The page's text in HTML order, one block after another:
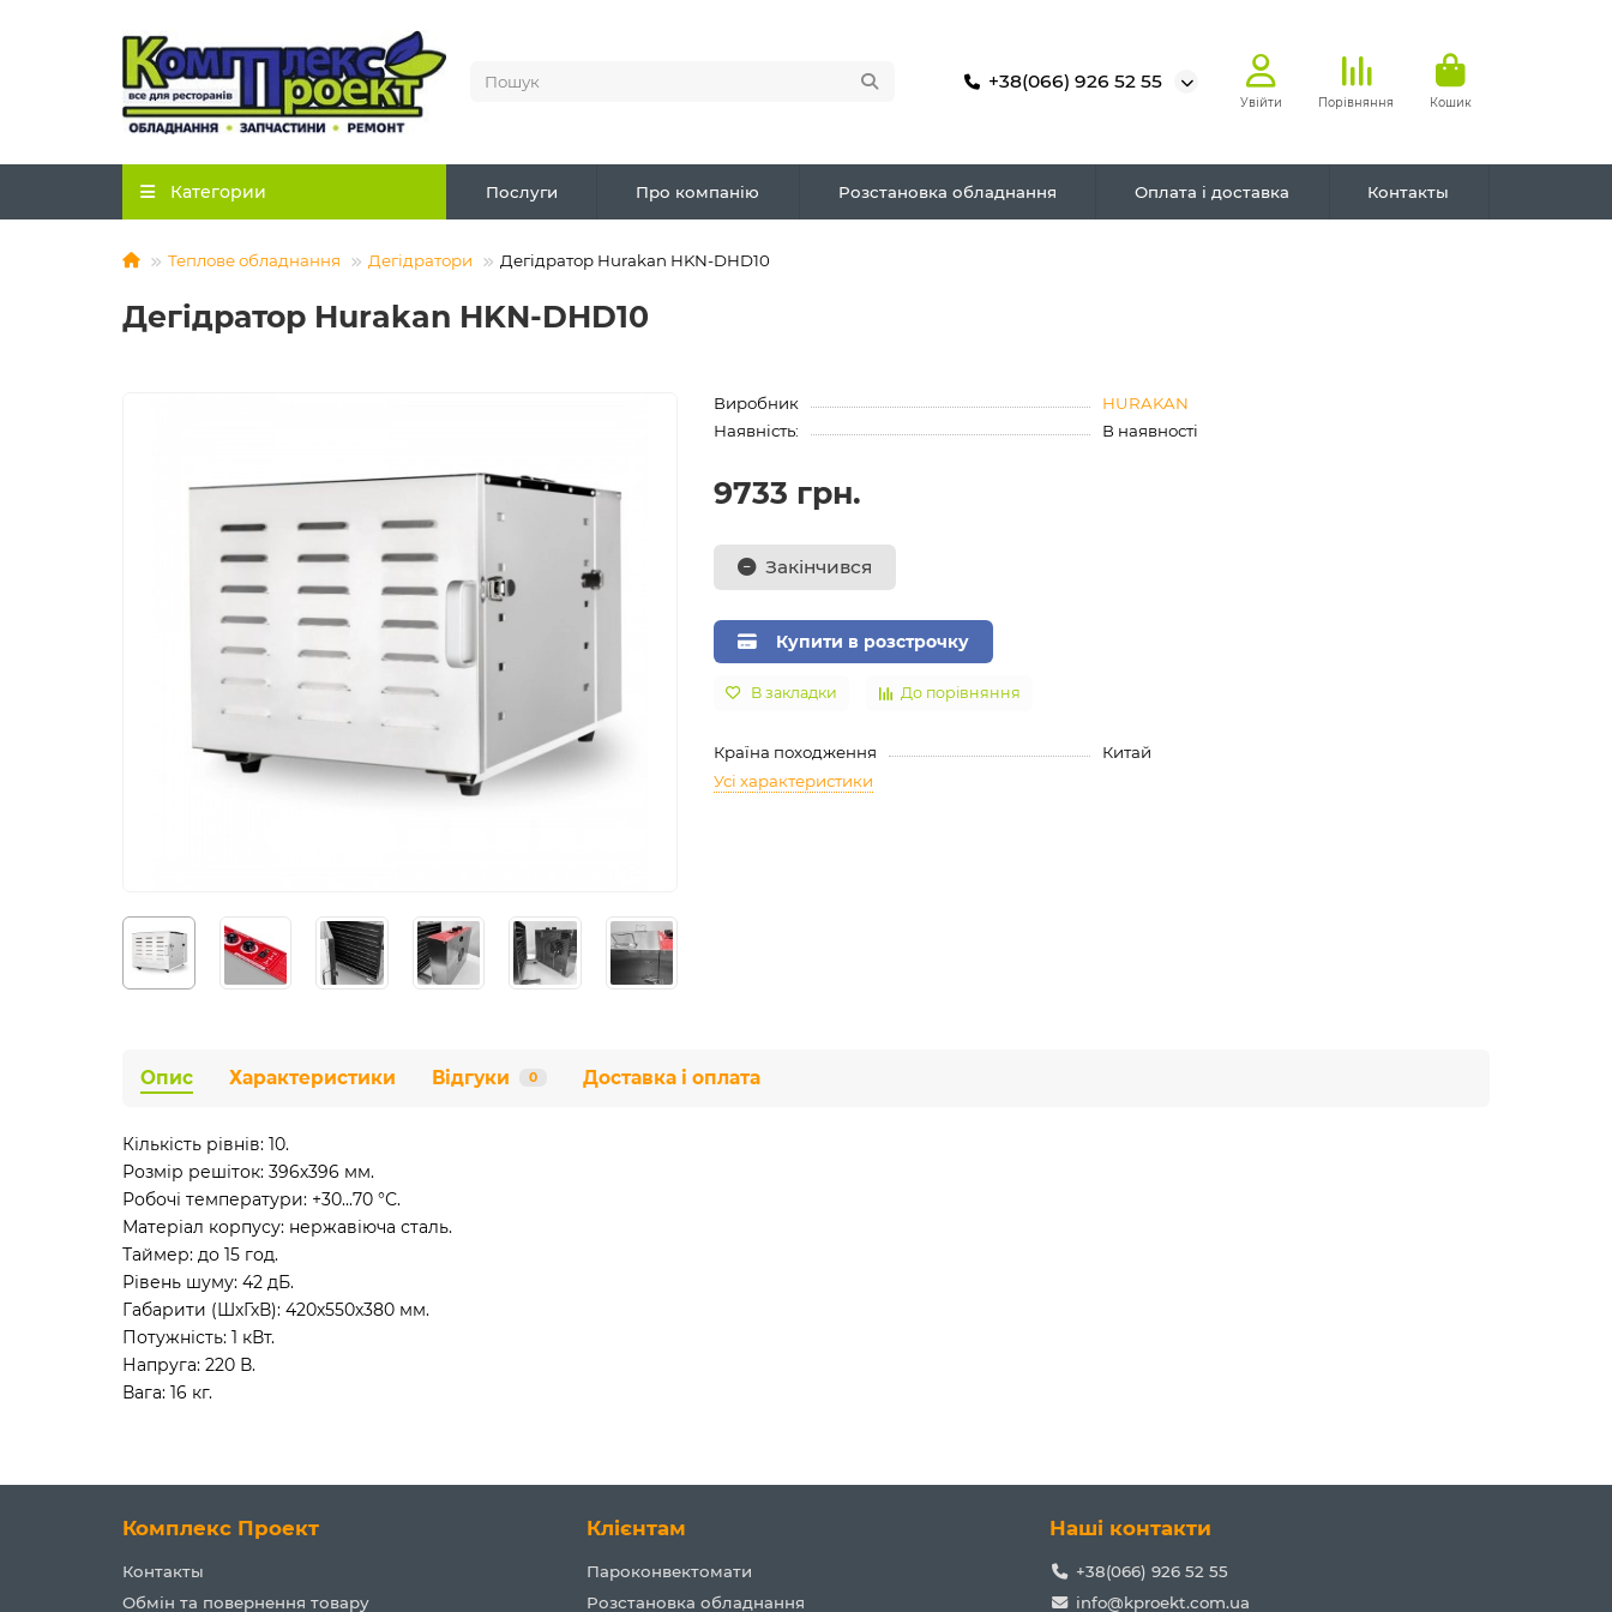
+38(066) 926 52 55
Увійти Порівняння Кошик
Категории Послуги Про компанію Розстановка обладнання Оплата і доставка Контакты
Теплове обладнання Дегідратори Дегідратор Hurakan HKN-DHD10
Дегідратор Hurakan HKN-DHD10
Виробник
HURAKAN
Наявність:
В наявності
9733 грн.
Закінчився
Купити в розстрочку
В закладки До порівняння
Країна походження
Китай
Усі характеристики
Опис Характеристики Відгуки 0 Доставка і оплата
Кількість рівнів: 10.
Розмір решіток: 396х396 мм.
Робочі температури: +30...70 °С.
Матеріал корпусу: нержавіюча сталь.
Таймер: до 15 год.
Рівень шуму: 42 дБ.
Габарити (ШхГхВ): 420х550х380 мм.
Потужність: 1 кВт.
Напруга: 220 В.
Вага: 16 кг.
Комплекс Проект
Контакты
Обмін та повернення товару
Клієнтам
Пароконвектомати
Розстановка обладнання
Наші контакти
+38(066) 926 52 55
info@kproekt.com.ua